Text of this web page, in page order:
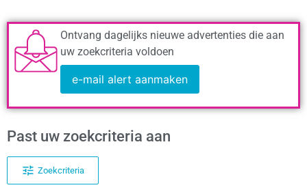
Ontvang dagelijks nieuwe advertenties die aan
uw zoekcriteria voldoen
e-mail alert aanmaken
Past uw zoekcriteria aan
Zoekcriteria